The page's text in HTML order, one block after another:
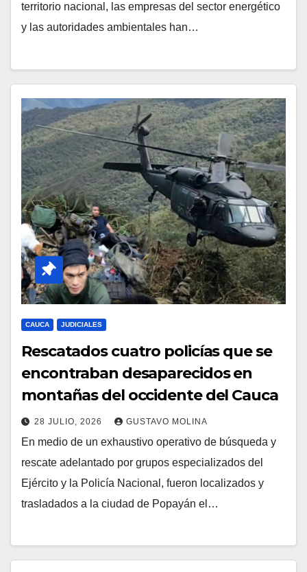
territorio nacional, las empresas del sector energético
y las autoridades ambientales han…
CAUCA JUDICIALES
Rescatados cuatro policías que se
encontraban desaparecidos en
montañas del occidente del Cauca
28 JULIO, 2026 GUSTAVO MOLINA
En medio de un exhaustivo operativo de búsqueda y
rescate adelantado por grupos especializados del
Ejército y la Policía Nacional, fueron localizados y
trasladados a la ciudad de Popayán el…